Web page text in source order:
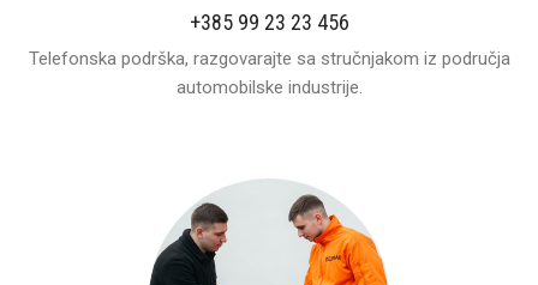
+385 99 23 23 456
Telefonska podrška, razgovarajte sa stručnjakom iz područja
automobilske industrije.